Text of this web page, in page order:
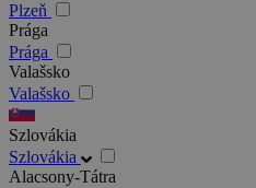
Plzeň
Prága
Prága
Valašsko
Valašsko
Szlovákia
Szlovákia
Alacsony-Tátra